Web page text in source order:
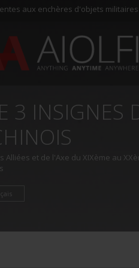
aux enchères d'objets militaires
3 INSIGNES
Alliées et de l'Axe du XIXème au